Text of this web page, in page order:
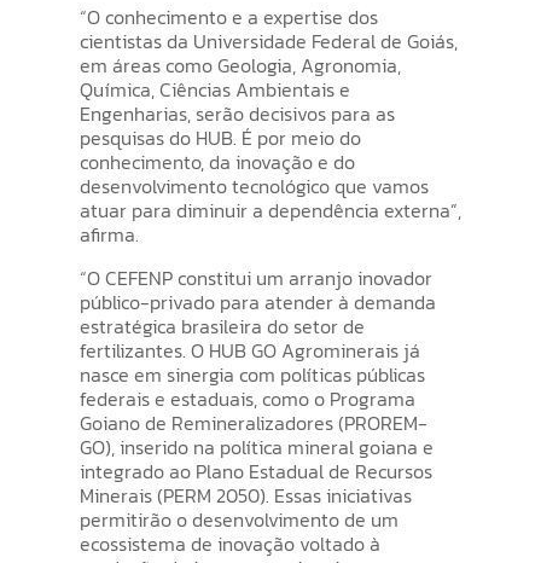
“O conhecimento e a expertise dos
cientistas da Universidade Federal de Goiás,
em áreas como Geologia, Agronomia,
Química, Ciências Ambientais e
Engenharias, serão decisivos para as
pesquisas do HUB. É por meio do
conhecimento, da inovação e do
desenvolvimento tecnológico que vamos
atuar para diminuir a dependência externa”,
afirma.
“O CEFENP constitui um arranjo inovador
público-privado para atender à demanda
estratégica brasileira do setor de
fertilizantes. O HUB GO Agrominerais já
nasce em sinergia com políticas públicas
federais e estaduais, como o Programa
Goiano de Remineralizadores (PROREM-
GO), inserido na política mineral goiana e
integrado ao Plano Estadual de Recursos
Minerais (PERM 2050). Essas iniciativas
permitirão o desenvolvimento de um
ecossistema de inovação voltado à